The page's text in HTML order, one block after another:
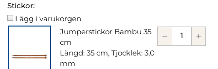
Stickor:
Lägg i varukorgen
Jumperstickor Bambu 35
cm
Längd: 35 cm, Tjocklek: 3,0
mm